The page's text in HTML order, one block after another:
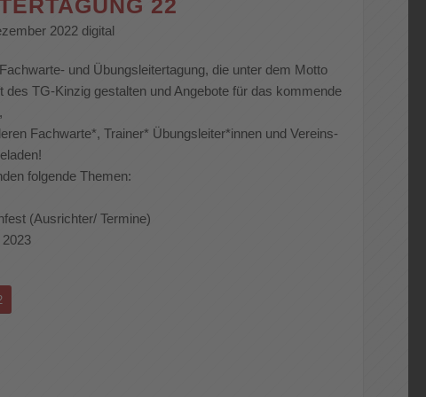
22
2022 digital
und Übungsleitertagung, die unter dem Motto
des TG-Kinzig gestalten und Angebote für das kommende
Fachwarte*, Trainer* Übungsleiter*innen und Vereins-
folgende Themen:
(Ausrichter/ Termine)